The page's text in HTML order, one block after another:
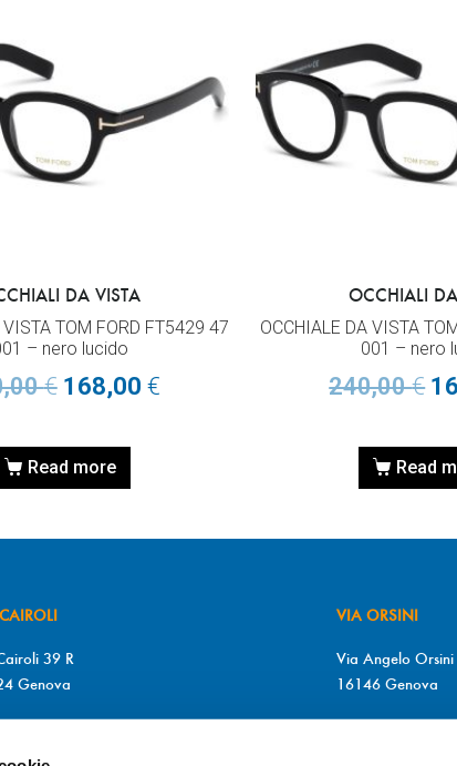
DA VISTA
VISTA TOM FORD FT5429 47
– nero lucido
€ 168,00 €
Read more
OCCHIALI
OCCHIALE DA VISTA
001 – nero
240,00€
Read
39 R
Genova
VIA ORSINI
Via Angelo Orsini
16146 Genova